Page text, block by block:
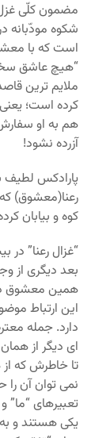
مضمون کلّی
شکوه مودّبانه
است که با
“هیچ عاشق
ملایم ترین
کرده است؛ یعنی
هم به او
آزرده نشود!
پارادکس
رعنا(معشوق)
کوه و بیابان
“غزال رعنا”
بعد دیگری از
همین معشوق در
این ارتباط
دارد. جمله
ای دیگر از
تا خاطرش که از
نمی توان آن
تعبیرهای
یکی هستند و